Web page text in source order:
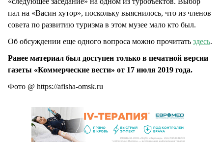
пал на «Васин хутор», поскольку выяснилось, что из членов
совета по развитию туризма в этом музее мало кто был.
Об обсуждении еще одного вопроса можно прочитать здесь.
Ранее материал был доступен только в печатной версии
газеты «Коммерческие вести» от 17 июля 2019 года.
Фото @ https://afisha-omsk.ru